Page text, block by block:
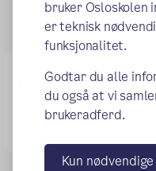
bruker Osloskolen
er teknisk
funksjonalitet.
Godtar du alle
du også at vi
brukeradferd.
Kun nødvendige
Fenomenet
Fenomenet Vaas